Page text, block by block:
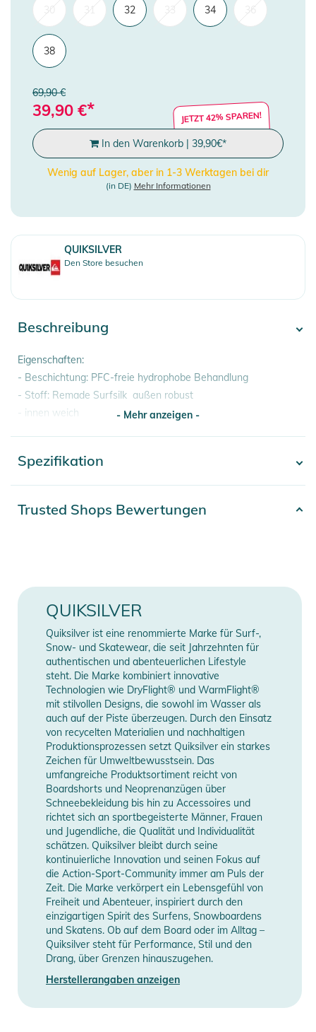
32 34
38
69,90 €
39,90 €* JETZT 42% SPAREN!
In den Warenkorb | 39,90€*
Wenig auf Lager, aber in 1-3 Werktagen bei dir
(in DE) Mehr Informationen
QUIKSILVER
Den Store besuchen
Beschreibung
Eigenschaften:
- Beschichtung: PFC-freie hydrophobe Behandlung
- Stoff: Remade Surfsilk  außen robust
- innen weich
- Passform: Arch Fit
- Länge: 19"
- Hosenschlitz: Performance-Hosenschlitz
- Zusammensetzung: [Hauptstoff] 88 % recyceltes Polyester,
12 % Elastan
Produktinformationen und
Sicherheitshinweise
Gebrauchsanweisungen, Sicherheitshinweise und Warnungen
finden Sie direkt am Produkt.
- Mehr anzeigen -
Spezifikation
Material
88% Polyester, 12%
Elasthan
Länge (Zoll) 18
Länge (cm) 46
Manufacturer
Information
Herstellerangaben
anzeigen
Trusted Shops Bewertungen
QUIKSILVER
Quiksilver ist eine renommierte Marke für Surf-,
Snow- und Skatewear, die seit Jahrzehnten für
authentischen und abenteuerlichen Lifestyle
steht. Die Marke kombiniert innovative
Technologien wie DryFlight® und WarmFlight®
mit stilvollen Designs, die sowohl im Wasser als
auch auf der Piste überzeugen. Durch den Einsatz
von recycelten Materialien und nachhaltigen
Produktionsprozessen setzt Quiksilver ein starkes
Zeichen für Umweltbewusstsein. Das
umfangreiche Produktsortiment reicht von
Boardshorts und Neoprenanzügen über
Schneebekleidung bis hin zu Accessoires und
richtet sich an sportbegeisterte Männer, Frauen
und Jugendliche, die Qualität und Individualität
schätzen. Quiksilver bleibt durch seine
kontinuierliche Innovation und seinen Fokus auf
die Action-Sport-Community immer am Puls der
Zeit. Die Marke verkörpert ein Lebensgefühl von
Freiheit und Abenteuer, inspiriert durch den
einzigartigen Spirit des Surfens, Snowboardens
und Skatens. Ob auf dem Board oder im Alltag –
Quiksilver steht für Performance, Stil und den
Drang, über Grenzen hinauszugehen.
Herstellerangaben anzeigen